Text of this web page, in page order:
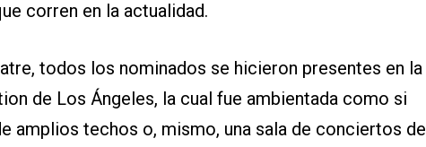
corren en la actualidad.
todos los nominados se hicieron presentes en la
de Los Ángeles, la cual fue ambientada como si
amplios techos o, mismo, una sala de conciertos de